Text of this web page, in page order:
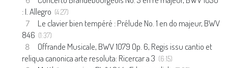
: I. Allegro (4:27)
Le clavier bien tempéré : Prélude No. 1 en do majeur, BWV
846 (1:37)
Offrande Musicale, BWV 1079 Op. 6, Regis issu cantio et
reliqua canonica arte resoluta: Ricercar a 3 (6:15)